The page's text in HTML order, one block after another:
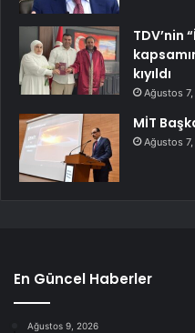
TDV’nin
kıyıldı
Ağustos
MİT
Ağustos
En Güncel Haberler
Ağustos 9, 2026